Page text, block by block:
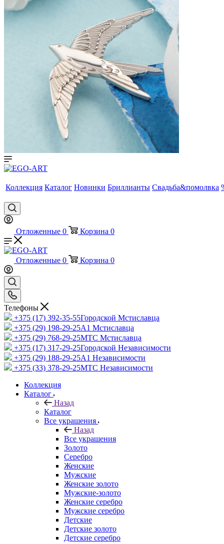
Коллекция Каталог Новинки Бриллианты Свадьба&помолвка
Отложенные 0 Корзина 0
Отложенные 0 Корзина 0
Телефоны
+375 (17) 392-35-55Городской Мстиславца
+375 (29) 198-29-25A1 Мстиславца
+375 (29) 768-29-25МТС Мстиславца
+375 (17) 317-29-25Городской Независимости
+375 (29) 188-29-25A1 Независимости
+375 (33) 378-29-25МТС Независимости
Коллекция
Каталог
Назад
Каталог
Все украшения
Назад
Все украшения
Золото
Серебро
Женские
Мужские
Женские золото
Мужские-золото
Женские серебро
Мужские серебро
Детские
Детские золото
Детские серебро